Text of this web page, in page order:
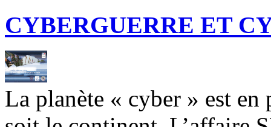
CYBERGUERRE ET
La planète « cyber » est